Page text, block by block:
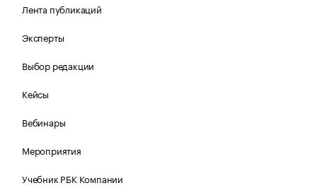
Лента публикаций
Эксперты
Выбор редакции
Кейсы
Вебинары
Мероприятия
Учебник РБК Компании